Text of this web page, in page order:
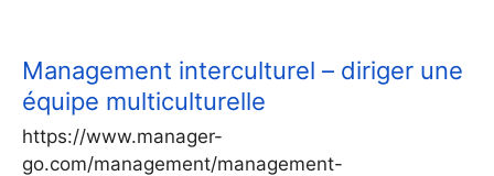
Management interculturel – diriger une
équipe multiculturelle
https://www.manager-
go.com/management/management-